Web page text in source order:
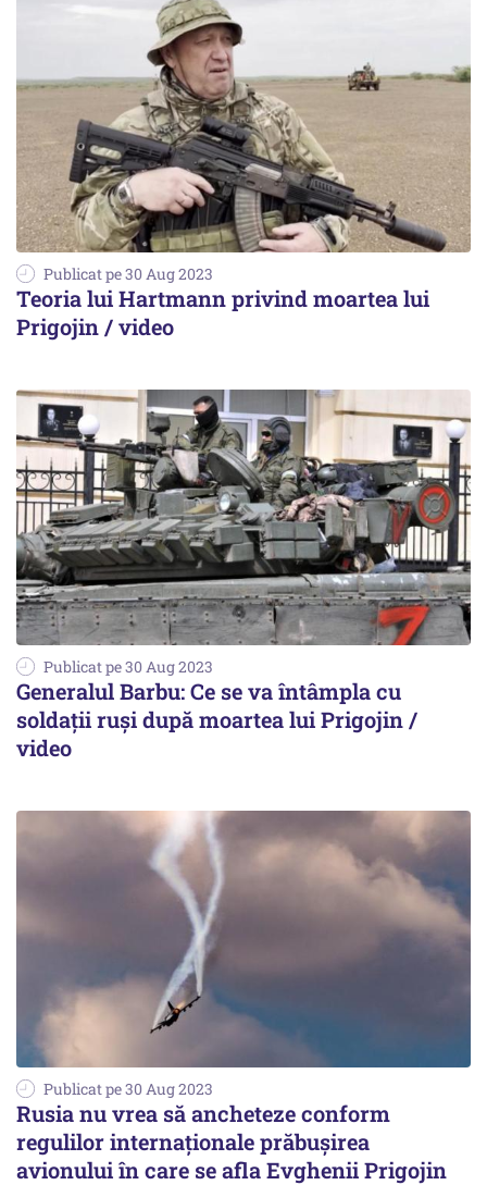
Publicat pe 30 Aug 2023
Teoria lui Hartmann privind moartea lui
Prigojin / video
Publicat pe 30 Aug 2023
Generalul Barbu: Ce se va întâmpla cu
soldații ruși după moartea lui Prigojin /
video
Publicat pe 30 Aug 2023
Rusia nu vrea să ancheteze conform
regulilor internaționale prăbușirea
avionului în care se afla Evghenii Prigojin